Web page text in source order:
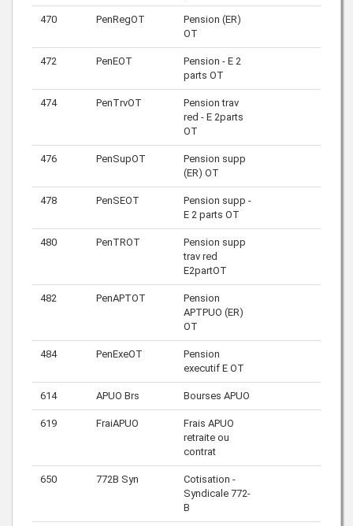
470 PenRegOT
Pension (ER)
OT
472 PenEOT
Pension - E 2
parts OT
474 PenTrvOT
Pension trav
red - E 2parts
OT
476 PenSupOT
Pension supp
(ER) OT
478 PenSEOT
Pension supp -
E 2 parts OT
480 PenTROT
Pension supp
trav red
E2partOT
482 PenAPTOT
Pension
APTPUO (ER)
OT
484 PenExeOT
Pension
executif E OT
614 APUO Brs Bourses APUO
619 FraiAPUO
Frais APUO
retraite ou
contrat
650 772B Syn
Cotisation -
Syndicale 772-
B